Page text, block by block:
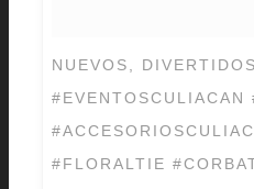
NUEVOS,
#EVENTOSCULIACAN
#FLORALTIE